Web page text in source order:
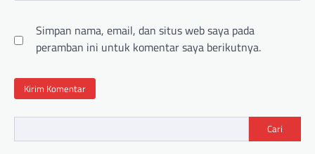
Simpan nama, email, dan situs web saya pada
peramban ini untuk komentar saya berikutnya.
Cari